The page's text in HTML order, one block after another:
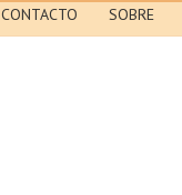
CONTACTO SOBRE